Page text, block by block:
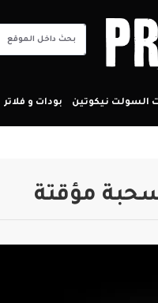
السولت نيكوتين بودات و فلاتر
مؤقتة